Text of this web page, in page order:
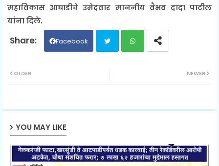
महाविकास आघाडीचे उमेदवार माननीय वैभव दादा पाटील
यांना दिले.
Facebook
ap
NEWER
OLDER
YOU MAY LIKE